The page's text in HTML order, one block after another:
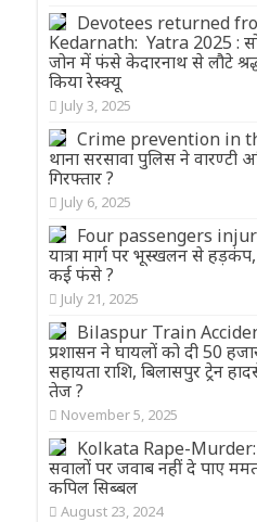
Devotees returned
Kedarnath: Yatra 2025 :
जोन में फंसे केदारनाथ से लौटे
किया रेस्क्यू
July 3, 2025
Crime prevention in
थाना सरसावा पुलिस ने वारण्टी
गिरफ्तार ?
July 6, 2025
Four passengers
यात्रा मार्ग पर भूस्खलन से हड़कंप,
कई फंसे ?
July 21, 2025
Bilaspur Train
प्रशासन ने घायलों को दी 50
सहायता राशि, बिलासपुर ट्रेन
तेज ?
November 5, 2025
Kolkata Rape-
सवालों पर जवाब नहीं दे पाए
कपिल सिब्बल
August 23, 2024